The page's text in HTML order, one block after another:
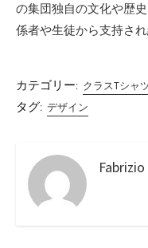
の集団独自の文化や歴
係者や生徒から支持さ
カテゴリー: クラスTシャ
タグ: デザイン
Fabrizio